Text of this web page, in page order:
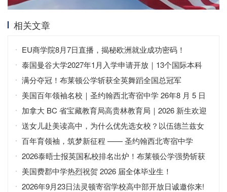
相关文章
EU商学院8月7日直播，揭秘欧洲就业成功密码！
泰国曼谷大学2027年1月入学申请开放｜13个国际本科
+中英双语
满分夺冠！布莱顿公学斩获全英舞蹈全国总冠军
美国百年领袖名校｜圣约翰西北寄宿中学 26年8 月 5 日
免费开放日
加拿大 BC 省宝藏教育局高贵林教育局｜2026 新生欢迎
会
送女儿赴美读高中，为什么优先选女校？以伍德兰兹女
子寄宿高中为例
百年育领袖，筑梦新征程 —— 圣约翰西北寄宿中学
（SJNA）
2026泰晤士报英国私校排名出炉！布莱顿公学强势斩获
全英第二
美国费郡中学热烈祝贺 2026 届全体毕业生！
2026年9月23日法灵顿寄宿学校高中部开放日诚邀你来!